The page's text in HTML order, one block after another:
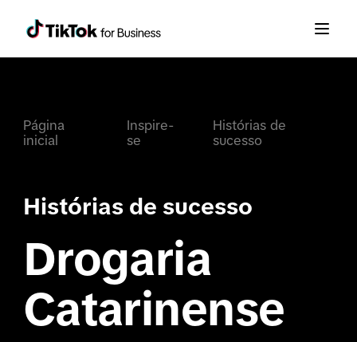
Página
inicial
Inspire-
se
Histórias de
sucesso
Histórias de sucesso
Drogaria
Catarinense